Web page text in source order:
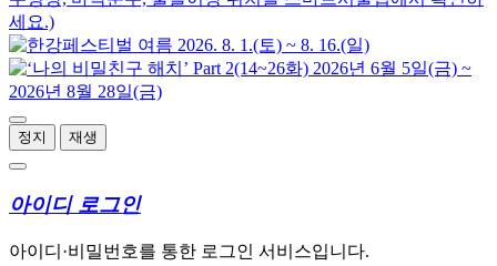
정지 재생
아이디 로그인
아이디·비밀번호를 통한 로그인 서비스입니다.